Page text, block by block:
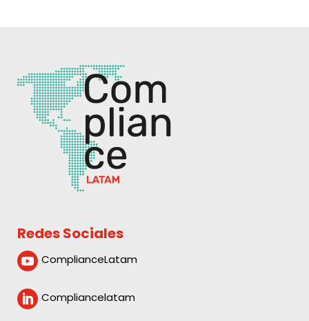
Redes Sociales
 ComplianceLatam
 Compliancelatam